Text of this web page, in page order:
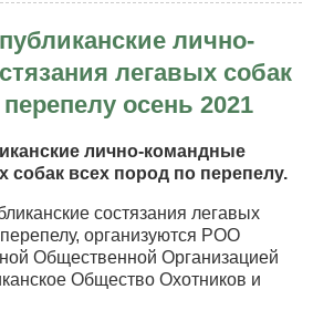
лично-
легавых собак
осень 2021
лично-командные
собак всех пород по перепелу.
состязания легавых
организуются РОО
Общественной Организацией
Общество Охотников и